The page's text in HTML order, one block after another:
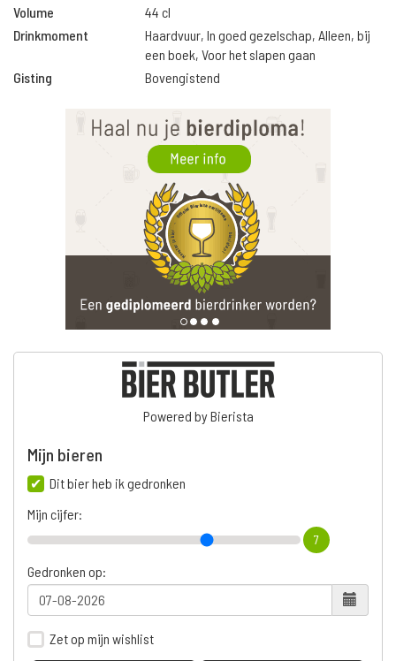
Volume
44 cl
Drinkmoment
Haardvuur, In goed gezelschap, Alleen, bij
een boek, Voor het slapen gaan
Gisting
Bovengistend
Powered by Bierista
Mijn bieren
Dit bier heb ik gedronken
Mijn cijfer:
7
Gedronken op:
Zet op mijn wishlist